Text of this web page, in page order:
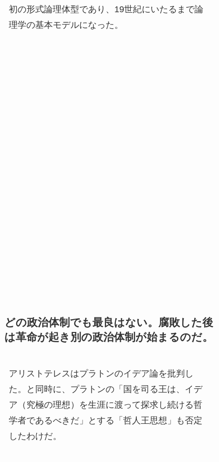
初の形式論理体型であり、19世紀にいたるまで論
理学の基本モデルになった。
どの政治体制でも最良はない。腐敗した後
は革命が起き別の政治体制が始まるのだ。
アリストテレスはプラトンのイデア論を批判し
た。と同時に、プラトンの「国を司る王は、イデ
ア（究極の理想）を生涯に渡って探求し続ける哲
学者であるべきだ」とする「哲人王思想」も否定
したわけだ。